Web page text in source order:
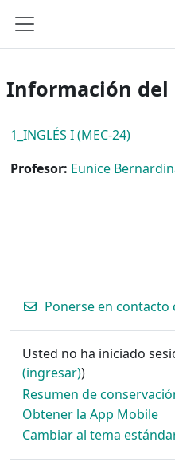
Pánel lateral
Información del
1_INGLÉS I (MEC-24)
Profesor: Eunice
Ponerse en
Usted no ha iniciado
(ingresar))
Resumen de
Obtener la App Mobile
Cambiar al tema